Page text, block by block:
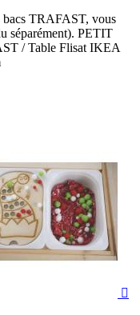
bacs TRAFAST, vous
séparément). PETIT
/ Table Flisat IKEA
